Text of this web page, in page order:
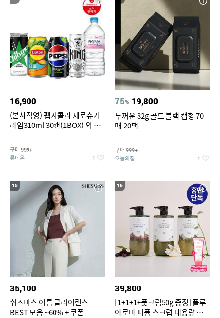
16,900
(본사직영) 펩시콜라 제로슈거
라임310ml 30캔(1BOX) 외 롯
구매 999+
롯데온 1
75% 19,800
두꺼운 82g 골드 블랙 캡형 70
매 20팩
구매 999+
오늘의집 1
15
35,100
쉬즈미스 여름 클리어런스
BEST 모음 ~60% + 쿠폰
16
39,800
[1+1+1+풋크림50g 증정] 플루
아로마 퍼퓸 스크럽 대용량 바디